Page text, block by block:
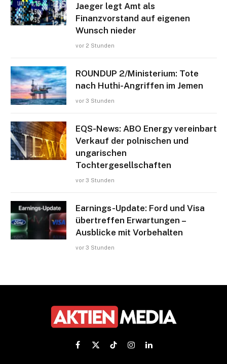
Jaeger legt Amt als
Finanzvorstand auf eigenen
Wunsch nieder
vor 2 Stunden
ROUNDUP 2/Ministerium: Tote
nach Huthi-Angriffen im Jemen
vor 3 Stunden
EQS-News: ABO Energy vereinbart
Verkauf der polnischen und
ungarischen
Tochtergesellschaften
vor 3 Stunden
Earnings-Update: Ford und Visa
übertreffen Erwartungen –
Ausblicke mit Vorbehalten
vor 3 Stunden
Facebook
X
TikTokInstagramLinkedIn